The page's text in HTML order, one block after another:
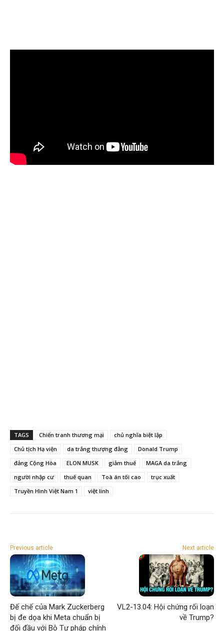
TAGS Chiến tranh thương mại
chủ nghĩa biệt lập
Chủ tịch Hạ viện
da trắng thượng đẳng
Donald Trump
đảng Cộng Hòa
ELON MUSK giảm thuế
MAGA da trắng
người nhập cư
thuế quan Toà án tối cao
trục xuất
Truyền Hình Việt Nam 1
việt linh
Previous article
Đế chế của Mark Zuckerberg
bị đe dọa khi Meta chuẩn bị
đối đầu với Bộ Tư pháp chính
Next article
VL2-13.04: Hội chứng rối loạn
về Trump?